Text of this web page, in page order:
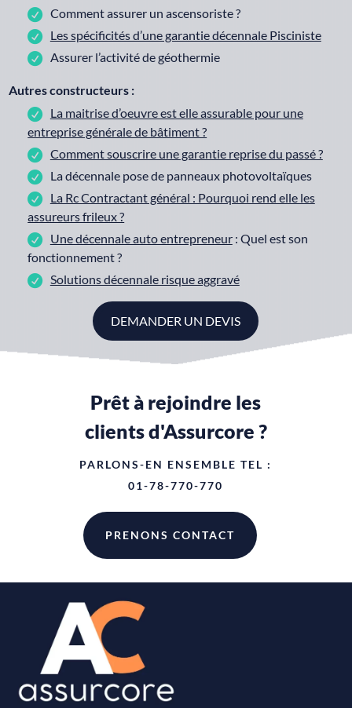
Comment assurer un ascensoriste ?
Les spécificités d’une garantie décennale Pisciniste
Assurer l’activité de géothermie
Autres constructeurs :
La maitrise d’oeuvre est elle assurable pour une
entreprise générale de bâtiment ?
Comment souscrire une garantie reprise du passé ?
La décennale pose de panneaux photovoltaïques
La Rc Contractant général : Pourquoi rend elle les
assureurs frileux ?
Une décennale auto entrepreneur: Quel est son
fonctionnement ?
Solutions décennale risque aggravé
DEMANDER UN DEVIS
Prêt à rejoindre les
clients d'Assurcore ?
PARLONS-EN ENSEMBLE TEL :
01-78-770-770
PRENONS CONTACT